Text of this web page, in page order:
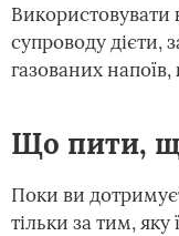
Використовувати
супроводу дієти,
газованих
Що пити,
Поки ви
тільки за тим,